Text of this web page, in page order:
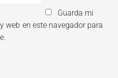
Guarda mi
web en este navegador para